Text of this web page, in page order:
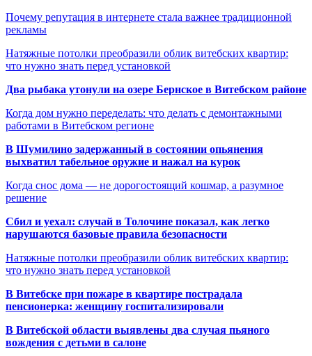
Почему репутация в интернете стала важнее традиционной
рекламы
Натяжные потолки преобразили облик витебских квартир:
что нужно знать перед установкой
Два рыбака утонули на озере Бернское в Витебском районе
Когда дом нужно переделать: что делать с демонтажными
работами в Витебском регионе
В Шумилино задержанный в состоянии опьянения
выхватил табельное оружие и нажал на курок
Когда снос дома — не дорогостоящий кошмар, а разумное
решение
Сбил и уехал: случай в Толочине показал, как легко
нарушаются базовые правила безопасности
Натяжные потолки преобразили облик витебских квартир:
что нужно знать перед установкой
В Витебске при пожаре в квартире пострадала
пенсионерка: женщину госпитализировали
В Витебской области выявлены два случая пьяного
вождения с детьми в салоне